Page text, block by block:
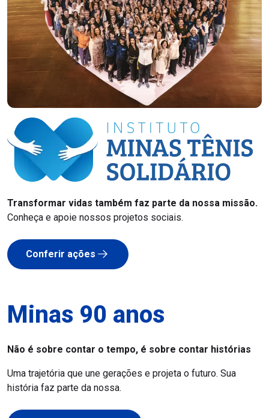
Transformar vidas também faz parte da nossa missão.
Conheça e apoie nossos projetos sociais.
Conferir ações
Minas 90 anos
Não é sobre contar o tempo, é sobre contar histórias
Uma trajetória que une gerações e projeta o futuro. Sua
história faz parte da nossa.